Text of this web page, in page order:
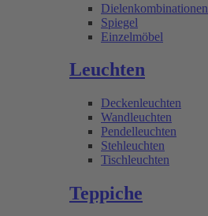
Dielenkombinationen
Spiegel
Einzelmöbel
Leuchten
Deckenleuchten
Wandleuchten
Pendelleuchten
Stehleuchten
Tischleuchten
Teppiche